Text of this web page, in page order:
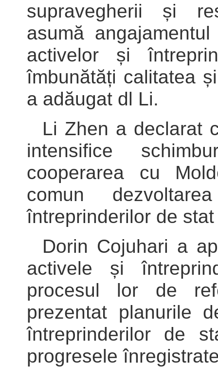
supravegherii și
asumă
activelor și
îmbunătăți calitatea
a adăugat dl Li.
Li Zhen a declarat
intensifice
cooperarea cu
comun
întreprinderilor de
Dorin Cojuhari a
activele și
procesul lor de
prezentat planurile
întreprinderilor de
progresele